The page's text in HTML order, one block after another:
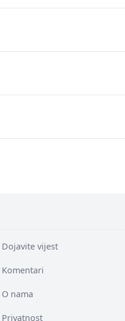
Dojavite vijest
Komentari
O nama
Privatnost